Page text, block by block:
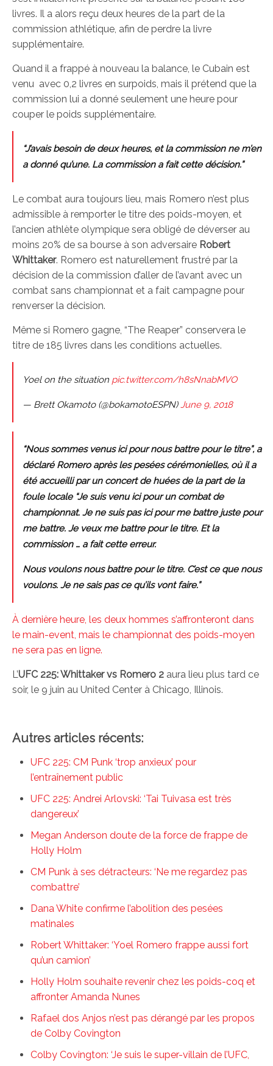
livres. Il a alors reçu deux heures de la part de la
commission athlétique, afin de perdre la livre
supplémentaire.
Quand il a frappé à nouveau la balance, le Cubain est
venu avec 0,2 livres en surpoids, mais il prétend que la
commission lui a donné seulement une heure pour
couper le poids supplémentaire.
“J’avais besoin de deux heures, et la commission ne m’en
a donné qu’une. La commission a fait cette décision.”
Le combat aura toujours lieu, mais Romero n’est plus
admissible à remporter le titre des poids-moyen, et
l’ancien athlète olympique sera obligé de déverser au
moins 20% de sa bourse à son adversaire Robert
Whittaker. Romero est naturellement frustré par la
décision de la commission d’aller de l’avant avec un
combat sans championnat et a fait campagne pour
renverser la décision.
Même si Romero gagne, “The Reaper” conservera le
titre de 185 livres dans les conditions actuelles.
Yoel on the situation pic.twitter.com/h8sNnabMVO
— Brett Okamoto (@bokamotoESPN) June 9, 2018
“Nous sommes venus ici pour nous battre pour le titre”, a
déclaré Romero après les pesées cérémonielles, où il a
été accueilli par un concert de huées de la part de la
foule locale “Je suis venu ici pour un combat de
championnat. Je ne suis pas ici pour me battre juste pour
me battre. Je veux me battre pour le titre. Et la
commission … a fait cette erreur.
Nous voulons nous battre pour le titre. C’est ce que nous
voulons. Je ne sais pas ce qu’ils vont faire.”
À dernière heure, les deux hommes s’affronteront dans
le main-event, mais le championnat des poids-moyen
ne sera pas en ligne.
L’UFC 225: Whittaker vs Romero 2 aura lieu plus tard ce
soir, le 9 juin au United Center à Chicago, Illinois.
Autres articles récents:
UFC 225: CM Punk ‘trop anxieux’ pour
l’entraînement public
UFC 225: Andrei Arlovski: ‘Tai Tuivasa est très
dangereux’
Megan Anderson doute de la force de frappe de
Holly Holm
CM Punk à ses détracteurs: ‘Ne me regardez pas
combattre’
Dana White confirme l’abolition des pesées
matinales
Robert Whittaker: ‘Yoel Romero frappe aussi fort
qu’un camion’
Holly Holm souhaite revenir chez les poids-coq et
affronter Amanda Nunes
Rafael dos Anjos n’est pas dérangé par les propos
de Colby Covington
Colby Covington: ‘Je suis le super-villain de l’UFC,